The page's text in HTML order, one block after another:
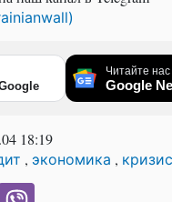
Читайте нас
Google
18:19
, экономика , кризис